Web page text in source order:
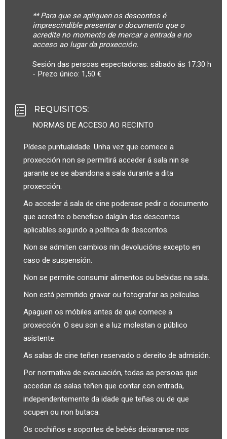
** Para que se apliquen os descontos é
imprescindible presentar o documento que o
acredite no momento de mercar a entrada e no
acceso ao lugar da proxección.
Sesión das persoas espectadoras: sábado ás 17.30 h
- Prezo único: 1,50 €
REQUISITOS:
NORMAS DE ACCESO AO RECINTO
Pídese puntualidade. Unha vez que comece a
proxección non se permitirá acceder á sala nin se
garante se se abandona a sala durante a dita
proxección.
Ao acceder á sala de cine poderase pedir o documento
que acredite o beneficio dalgún dos descontos
aplicables segundo a política de descontos.
Non se admiten cambios nin devolucións excepto en
caso de suspensión.
Non se permite consumir alimentos ou bebidas na sala.
Non está permitido gravar ou fotografar as películas.
Apaguen os móbiles antes de que comece a
proxección. O seu son e a luz molestan o público
asistente.
As salas de cine teñen reservado o dereito de admisión.
Por normativa de evacuación, todas as persoas que
accedan ás salas teñen que contar con entrada,
independentemente da idade que teñas ou de que
ocupen ou non butaca.
Os cochiños e soportes de bebés deixaranse nos